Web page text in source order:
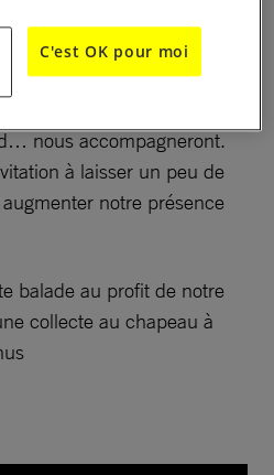
pour saisir le chant
de Fernando Pessoa,
nous accompagneront.
à laisser un peu de
notre présence
balade au profit de notre
collecte au chapeau à
C'est OK pour moi